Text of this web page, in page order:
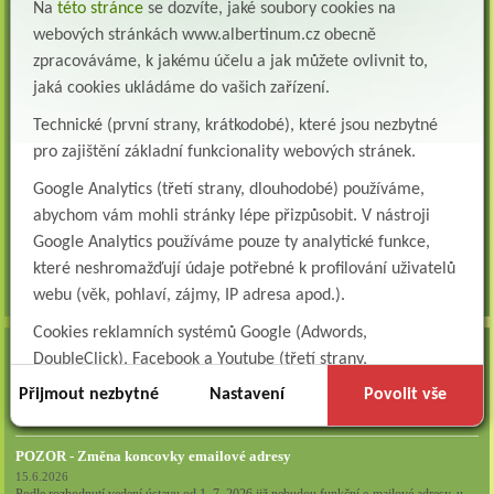
lůžkové oddělení následné a dlouhodobé pé...
Všeobecná sestra na plicní oddělení
Albertinum, odborný léčebný ústav, přijme do pracovního poměru: VŠEOBECNÁ
SESTRA na oddělení pneumologie a ftizeologiePr...
Logoped/klinický logoped
KLINICKÉHO LOGOPEDA Nab...
Ergoterapeut/ka
Albertinum, odborný léčebný ústav, přijme do pracovního
poměru: ERGOTERAPEUTA, EGOTERAPEUTKU Požadujeme:odbornou způsobi...
všechna volná místa »
AKTUALITY
Zapojte se do naší fotosoutěže!
POZOR - Změna koncovky emailové adresy
15.6.2026
Na této stránce se dozvíte, jaké soubory cookies na
webových stránkách www.albertinum.cz obecně
zpracováváme, k jakému účelu a jak můžete ovlivnit to,
jaká cookies ukládáme do vašich zařízení.
Technické (první strany, krátkodobé), které jsou nezbytné
pro zajištění základní funkcionality webových stránek.
Google Analytics (třetí strany, dlouhodobé) používáme,
abychom vám mohli stránky lépe přizpůsobit. V nástroji
Google Analytics používáme pouze ty analytické funkce,
které neshromažďují údaje potřebné k profilování uživatelů
webu (věk, pohlaví, zájmy, IP adresa apod.).
Cookies reklamních systémů Google (Adwords,
DoubleClick), Facebook a Youtube (třetí strany,
dlouhodobé). Tyto
cookiesslouží k marketingovému
například prostřednictvím personalizované reklamy na
sociálních sítích.
Přijmout nezbytné Nastavení Povolit vše